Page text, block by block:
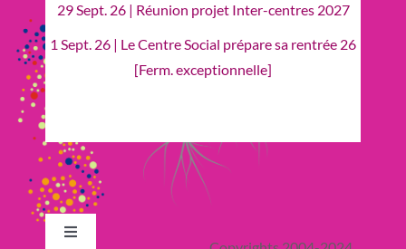
29 Sept. 26 | Réunion projet Inter-centres 2027
1 Sept. 26 | Le Centre Social prépare sa rentrée 26
[Ferm. exceptionnelle]
Toggle